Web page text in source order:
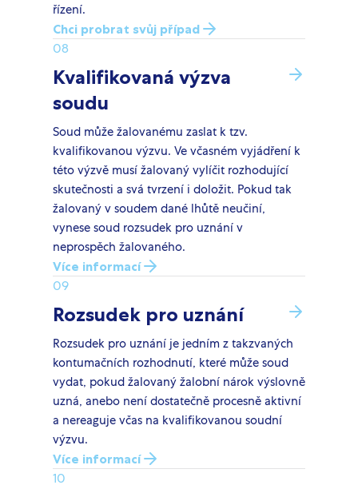
řízení.
Chci probrat svůj případ
08
Kvalifikovaná výzva
soudu
Soud může žalovanému zaslat k tzv.
kvalifikovanou výzvu. Ve včasném vyjádření k
této výzvě musí žalovaný vylíčit rozhodující
skutečnosti a svá tvrzení i doložit. Pokud tak
žalovaný v soudem dané lhůtě neučiní,
vynese soud rozsudek pro uznání v
neprospěch žalovaného.
Více informací
09
Rozsudek pro uznání
Rozsudek pro uznání je jedním z takzvaných
kontumačních rozhodnutí, které může soud
vydat, pokud žalovaný žalobní nárok výslovně
uzná, anebo není dostatečně procesně aktivní
a nereaguje včas na kvalifikovanou soudní
výzvu.
Více informací
10